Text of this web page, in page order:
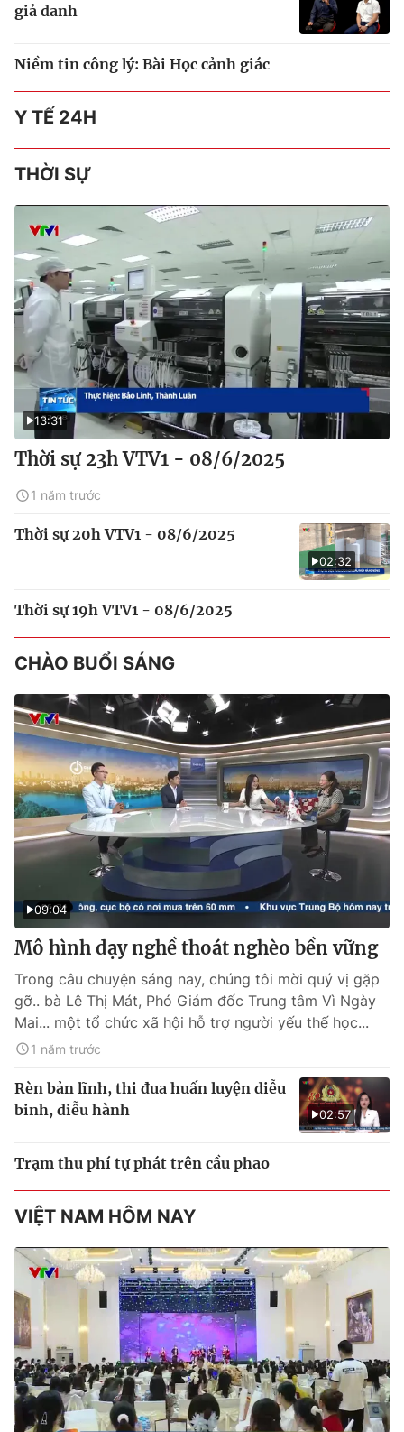
giả danh
Niềm tin công lý: Bài Học cảnh giác
Y TẾ 24H
THỜI SỰ
13:31
Thời sự 23h VTV1 - 08/6/2025
1 năm trước
02:32
Thời sự 20h VTV1 - 08/6/2025
Thời sự 19h VTV1 - 08/6/2025
CHÀO BUỔI SÁNG
09:04
Mô hình dạy nghề thoát nghèo bền vững
Trong câu chuyện sáng nay, chúng tôi mời quý vị gặp
gỡ.. bà Lê Thị Mát, Phó Giám đốc Trung tâm Vì Ngày
Mai... một tổ chức xã hội hỗ trợ người yếu thế học...
1 năm trước
02:57
Rèn bản lĩnh, thi đua huấn luyện diễu
binh, diễu hành
Trạm thu phí tự phát trên cầu phao
VIỆT NAM HÔM NAY